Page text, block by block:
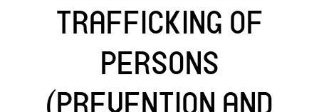
TRAFFICKING OF
PERSONS